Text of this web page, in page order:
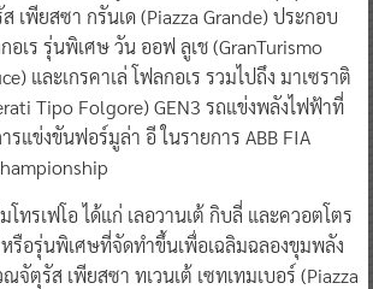
เพียสซา กรันเด (Piazza Grande) ประกอบ
อเร รุ่นพิเศษ วัน ออฟ ลูเช (GranTurismo
และเกรคาเล่ โฟลกอเร รวมไปถึง มาเซราติ
Tipo Folgore) GEN3 รถแข่งพลังไฟฟ้าที่
รแข่งขันฟอร์มูล่า อี ในรายการ ABB FIA
ทรเฟโอ ได้แก่ เลอวานเต้ กิบลี่ และควอตโตร
หรือรุ่นพิเศษที่จัดทำขึ้นเพื่อเฉลิมฉลองขุมพลัง
จัตุรัส เพียสซา ทเวนเต้ เซทเทมเบอร์ (Piazza